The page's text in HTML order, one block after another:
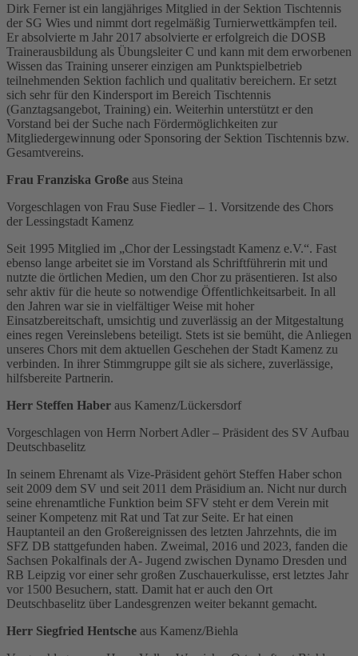
Dirk Ferner ist ein langjähriges Mitglied in der Sektion Tischtennis
der SG Wies und nimmt dort regelmäßig Turnierwettkämpfen teil.
Er absolvierte m Jahr 2017 absolvierte er erfolgreich die DOSB
Trainerausbildung als Übungsleiter C und kann mit dem erworbenen
Wissen das Training unserer einzigen am Punktspielbetrieb
teilnehmenden Sektion fachlich und qualitativ bereichern. Er setzt
sich sehr für den Kindersport im Bereich Tischtennis
(Ganztagsangebot, Training) ein. Weiterhin unterstützt er den
Vorstand bei der Suche nach Fördermöglichkeiten zur
Mitgliedergewinnung oder Sponsoring der Sektion Tischtennis bzw.
Gesamtvereins.
Frau Franziska Große aus Steina
Vorgeschlagen von Frau Suse Fiedler – 1. Vorsitzende des Chors
der Lessingstadt Kamenz
Seit 1995 Mitglied im „Chor der Lessingstadt Kamenz e.V.“. Fast
ebenso lange arbeitet sie im Vorstand als Schriftführerin mit und
nutzte die örtlichen Medien, um den Chor zu präsentieren. Ist also
sehr aktiv für die heute so notwendige Öffentlichkeitsarbeit. In all
den Jahren war sie in vielfältiger Weise mit hoher
Einsatzbereitschaft, umsichtig und zuverlässig an der Mitgestaltung
eines regen Vereinslebens beteiligt. Stets ist sie bemüht, die Anliegen
unseres Chors mit dem aktuellen Geschehen der Stadt Kamenz zu
verbinden. In ihrer Stimmgruppe gilt sie als sichere, zuverlässige,
hilfsbereite Partnerin.
Herr Steffen Haber aus Kamenz/Lückersdorf
Vorgeschlagen von Herrn Norbert Adler – Präsident des SV Aufbau
Deutschbaselitz
In seinem Ehrenamt als Vize-Präsident gehört Steffen Haber schon
seit 2009 dem SV und seit 2011 dem Präsidium an. Nicht nur durch
seine ehrenamtliche Funktion beim SFV steht er dem Verein mit
seiner Kompetenz mit Rat und Tat zur Seite. Er hat einen
Hauptanteil an den Großereignissen des letzten Jahrzehnts, die im
SFZ DB stattgefunden haben. Zweimal, 2016 und 2023, fanden die
Sachsen Pokalfinals der A- Jugend zwischen Dynamo Dresden und
RB Leipzig vor einer sehr großen Zuschauerkulisse, erst letztes Jahr
vor 1500 Besuchern, statt. Damit hat er auch den Ort
Deutschbaselitz über Landesgrenzen weiter bekannt gemacht.
Herr Siegfried Hentsche aus Kamenz/Biehla